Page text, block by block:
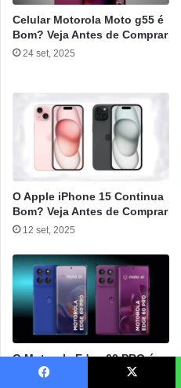
Celular Motorola Moto g55 é
Bom? Veja Antes de Comprar
24 set, 2025
O Apple iPhone 15 Continua
Bom? Veja Antes de Comprar
12 set, 2025
O Motorola Edge 60 PRO é
Bom? Veja Antes de Comprar